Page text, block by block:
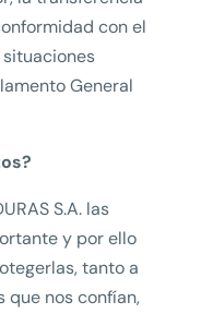
con el
General
S.A. las
y por ello
tanto a
que nos confían,